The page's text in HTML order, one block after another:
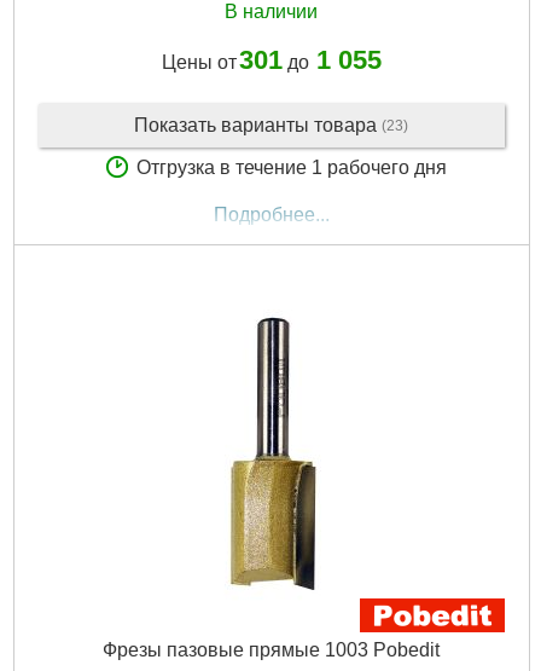
В наличии
Цены от301до 1 055
Показать варианты товара (23)
Отгрузка в течение 1 рабочего дня
Подробнее...
Фрезы пазовые прямые 1003 Pobedit